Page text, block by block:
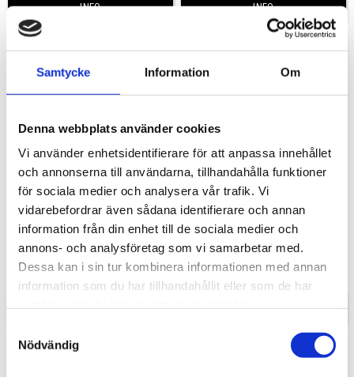
Samtycke Information Om
Denna webbplats använder cookies
Vi använder enhetsidentifierare för att anpassa innehållet
och annonserna till användarna, tillhandahålla funktioner
för sociala medier och analysera vår trafik. Vi
vidarebefordrar även sådana identifierare och annan
information från din enhet till de sociala medier och
annons- och analysföretag som vi samarbetar med.
Dessa kan i sin tur kombinera informationen med annan
information som du har tillhandahållit eller som de har
Nödvändig
INFO INFO
Mountain Oak Grey
Laminatbänkskivor i 14, 20, 30 och
40 mm tjocklek och stänkskydd i
ca 12 mm tjocklek.​​
989,00 KR
INFO
Natural Hamilton Oak
Nyhet! Laminatbänkskivor i 20, 30
och 40 mm tjocklek och
stänkskydd i ca 12 mm tjocklek.​​
INFO